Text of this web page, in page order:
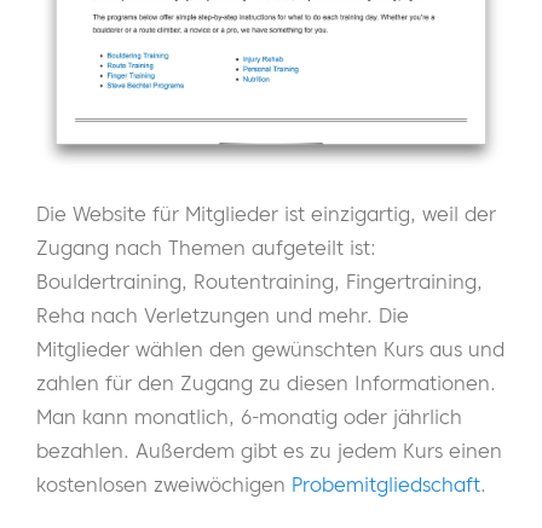
Die Website für Mitglieder ist einzigartig, weil der
Zugang nach Themen aufgeteilt ist:
Bouldertraining, Routentraining, Fingertraining,
Reha nach Verletzungen und mehr. Die
Mitglieder wählen den gewünschten Kurs aus und
zahlen für den Zugang zu diesen Informationen.
Man kann monatlich, 6-monatig oder jährlich
bezahlen. Außerdem gibt es zu jedem Kurs einen
kostenlosen zweiwöchigen Probemitgliedschaft.